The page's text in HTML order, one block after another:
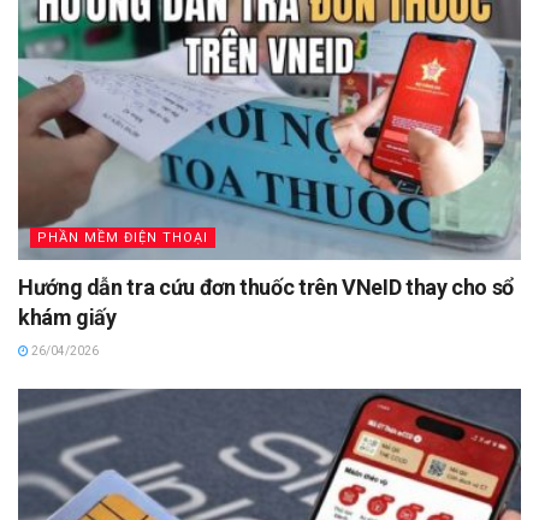
PHẦN MỀM ĐIỆN THOẠI
Hướng dẫn tra cứu đơn thuốc trên VNeID thay cho sổ
khám giấy
26/04/2026